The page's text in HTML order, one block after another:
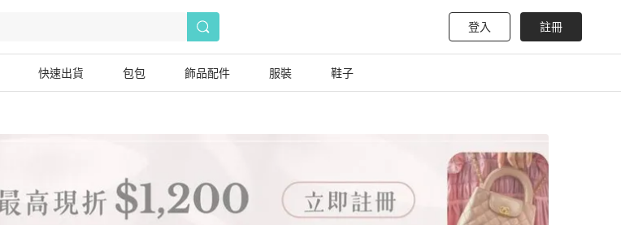
登入 註冊
快速出貨 包包 飾品配件 服裝 鞋子